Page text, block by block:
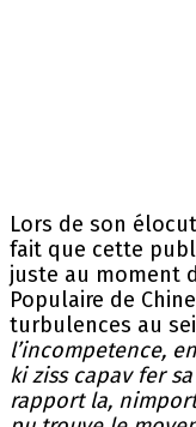
Lors de son
fait que cette
juste au moment
Populaire de
turbulences au
l’incompetence,
ki ziss capav fer
rapport la,